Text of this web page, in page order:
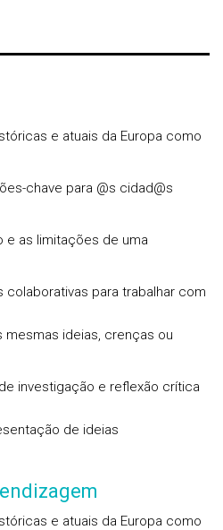
e atuais da Europa como
chave para @s cidad@s
e as limitações de uma
para trabalhar com
mesmas ideias, crenças ou
investigação e reflexão crítica
de ideias
e atuais da Europa como